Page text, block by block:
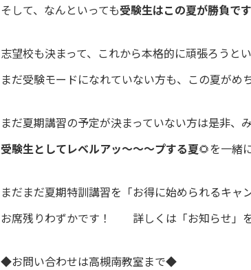
そして、なんといっても受験生はこの夏が勝負です
志望校も決まって、これから本格的に頑張ろうと
まだ受験モードになれていない方も、この夏がめ
まだ夏期講習の予定が決まっていない方は是非、
受験生としてレベルアッ～～～プする夏🌻を一緒
まだまだ夏期特訓講習を「お得に始められるキャ
お席残りわずかです！ 詳しくは「お知らせ」
◆お問い合わせは高槻南教室まで◆